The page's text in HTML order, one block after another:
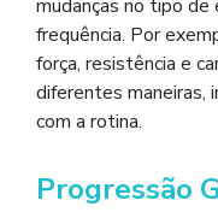
mudanças no tipo de
frequência. Por
força, resistência e
diferentes maneiras,
com a rotina.
Progressão